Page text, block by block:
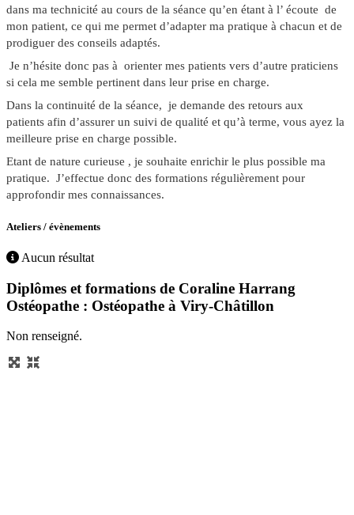
dans ma technicité au cours de la séance qu’en étant à l’ écoute de
mon patient, ce qui me permet d’adapter ma pratique à chacun et de
prodiguer des conseils adaptés.
Je n’hésite donc pas à orienter mes patients vers d’autre praticiens
si cela me semble pertinent dans leur prise en charge.
Dans la continuité de la séance, je demande des retours aux
patients afin d’assurer un suivi de qualité et qu’à terme, vous ayez la
meilleure prise en charge possible.
Etant de nature curieuse , je souhaite enrichir le plus possible ma
pratique. J’effectue donc des formations régulièrement pour
approfondir mes connaissances.
Ateliers / évènements
Aucun résultat
Diplômes et formations de Coraline Harrang
Ostéopathe : Ostéopathe à Viry-Châtillon
Non renseigné.